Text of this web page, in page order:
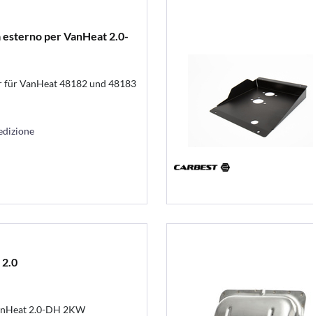
per VanHeat 2.0-
VanHeat 48182 und 48183
2.0-DH 2KW